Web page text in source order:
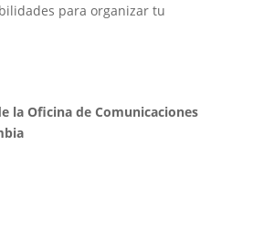
para organizar tu
la Oficina de Comunicaciones